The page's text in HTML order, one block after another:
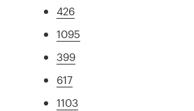
426
1095
399
617
1103